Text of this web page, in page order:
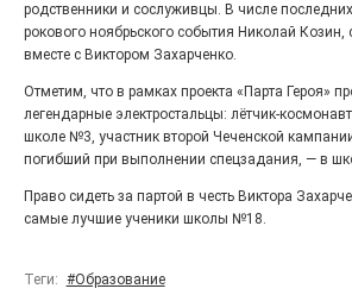
«Районы-кварталы»
путешествуют по городу
27.07.2026
Радость в квадрате! На этой неделе
дважды порадует проект «Районы-
родственники и сослуживцы. В числе
рокового ноябрьского события Николай Козин,
вместе с Виктором Захарченко.
Отметим, что в рамках проекта «Парта Героя»
легендарные электростальцы: лётчик-
школе №3, участник второй Чеченской
погибший при выполнении спецзадания, — в
Право сидеть за партой в честь Виктора
самые лучшие ученики школы №18.
Теги: #Образование